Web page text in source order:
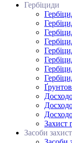
Гербіциди
Захист
Засоби